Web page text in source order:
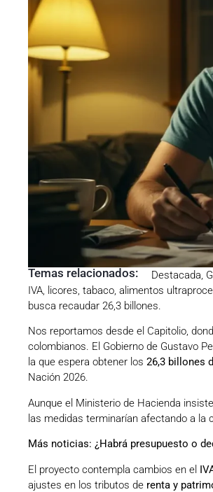
Temas relacionados: Destacada,
IVA, licores, tabaco, alimentos
busca recaudar 26,3 billones.
Nos reportamos desde el Capitolio,
colombianos. El Gobierno de Gustavo
la que espera obtener los 26,3 billones
Nación 2026.
Aunque el Ministerio de Hacienda
las medidas terminarían afectando a la
Más noticias: ¿Habrá presupuesto o
El proyecto contempla cambios en el
ajustes en los tributos de renta y